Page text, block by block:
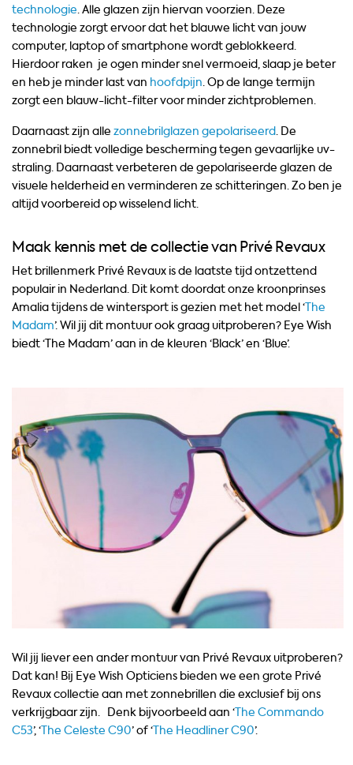
technologie. Alle glazen zijn hiervan voorzien. Deze
technologie zorgt ervoor dat het blauwe licht van jouw
computer, laptop of smartphone wordt geblokkeerd.
Hierdoor raken je ogen minder snel vermoeid, slaap je beter
en heb je minder last van hoofdpijn. Op de lange termijn
zorgt een blauw-licht-filter voor minder zichtproblemen.
Daarnaast zijn alle zonnebrilglazen gepolariseerd. De
zonnebril biedt volledige bescherming tegen gevaarlijke uv-
straling. Daarnaast verbeteren de gepolariseerde glazen de
visuele helderheid en verminderen ze schitteringen. Zo ben je
altijd voorbereid op wisselend licht.
Maak kennis met de collectie van Privé Revaux
Het brillenmerk Privé Revaux is de laatste tijd ontzettend
populair in Nederland. Dit komt doordat onze kroonprinses
Amalia tijdens de wintersport is gezien met het model ‘The
Madam’. Wil jij dit montuur ook graag uitproberen? Eye Wish
biedt ‘The Madam’ aan in de kleuren ‘Black’ en ‘Blue’.
Wil jij liever een ander montuur van Privé Revaux uitproberen?
Dat kan! Bij Eye Wish Opticiens bieden we een grote Privé
Revaux collectie aan met zonnebrillen die exclusief bij ons
verkrijgbaar zijn. Denk bijvoorbeeld aan ‘The Commando
C53’, ‘The Celeste C90’ of ‘The Headliner C90’.